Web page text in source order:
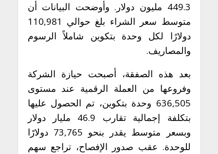
449.3 مليون دولار. وأوضحت البيانات أن
متوسط سعر الشراء بلغ حوالي 110,981
دولارًا لكل وحدة بتكوين شاملاً الرسوم
والمصاريف.
بعد هذه الصفقة، أصبحت حيازة الشركة
وفروعها من العملة الرقمية عند مستوى
636,505 وحدة بتكوين، تم الحصول عليها
بتكلفة إجمالية تقارب 46.9 مليار دولار
وبسعر متوسط يقدر بنحو 73,765 دولارًا
للوحدة. عقب صدور الإفصاح، تراجع سهم